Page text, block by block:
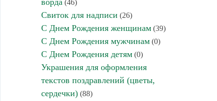
ворда (46)
Свиток для надписи (26)
С Днем Рождения женщинам(39)
С Днем Рождения мужчинам(0)
С Днем Рождения детям(0)
Украшения для оформления
текстов поздравлений (цветы,
сердечки)(88)